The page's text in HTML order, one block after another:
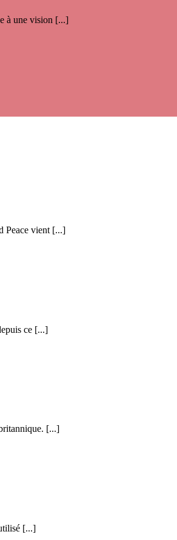
à une vision [...]
Peace vient [...]
ce [...]
[...]
[...]